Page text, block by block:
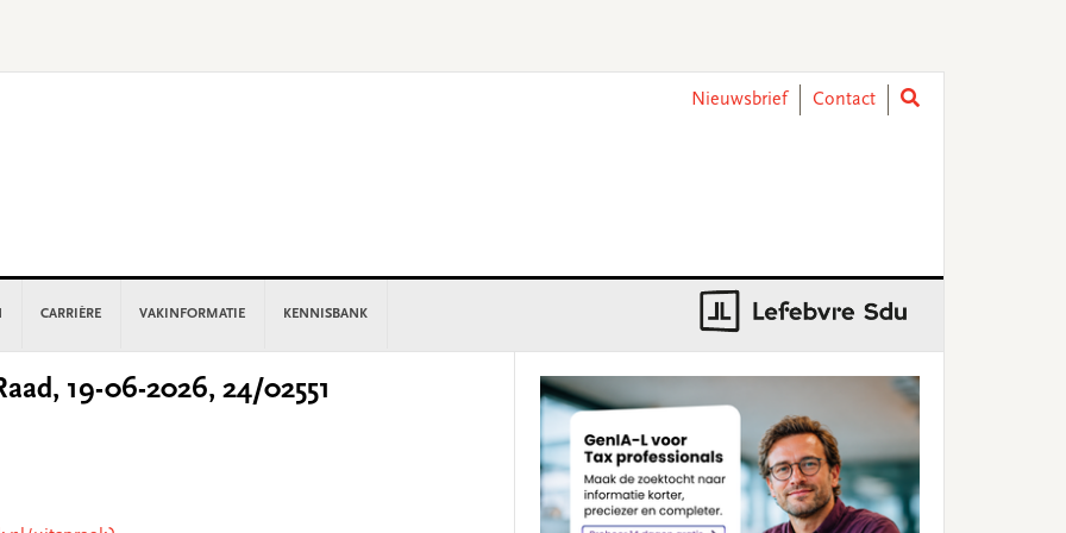
Nieuwsbrief
Contact
CARRIÈRE VAKINFORMATIE KENNISBANK
19-06-2026, 24/02551
Sidebar